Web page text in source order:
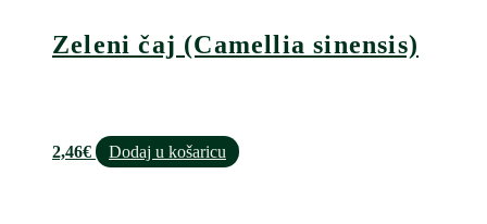
Zeleni čaj (Camellia sinensis)
2,46€ Dodaj u košaricu